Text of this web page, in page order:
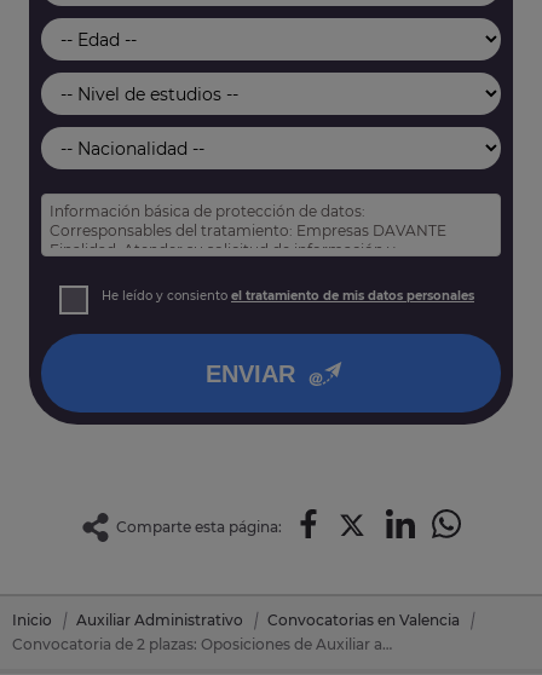
Información básica de protección de datos:
Corresponsables del tratamiento: Empresas DAVANTE
Finalidad: Atender su solicitud de información y
Derechos: Puede acceder, rectificar y suprimir sus datos,
así como otros derechos tal y como se explica en nuestra
He leído y consiento el tratamiento de mis datos personales
ENVIAR
Comparte esta página:
Inicio Auxiliar Administrativo
Convocatorias en Valencia
Convocatoria de 2 plazas: Oposiciones de Auxiliar administrativo en Buñol (Valencia)